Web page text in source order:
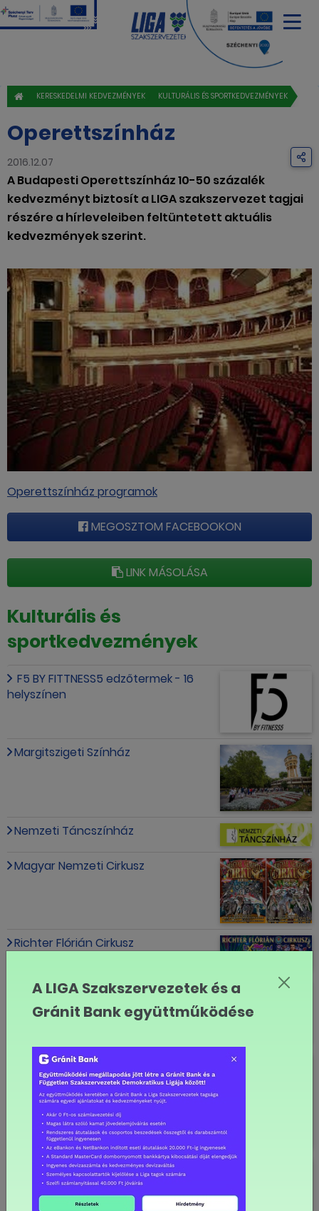
KERESKEDELMI KEDVEZMÉNYEK KULTURÁLIS ÉS SPORTKEDVEZMÉNYEK
Operettszínház
2016.12.07
A Budapesti Operettszínház 10-50 százalék
kedvezményt biztosít a LIGA szakszervezet tagjai
részére a hírleveleiben feltüntetett aktuális
kedvezmények szerint.
Operettszínház programok
MEGOSZTOM FACEBOOKON
LINK MÁSOLÁSA
Kulturális és
sportkedvezmények
F5 BY FITTNESS5 edzőtermek - 16
helyszínen
Margitszigeti Színház
Nemzeti Táncszínház
Magyar Nemzeti Cirkusz
Richter Flórián Cirkusz
Operettszínház
József Attila Színház
Váci Dunakanyar Színház
A LIGA Szakszervezetek és a
Gránit Bank együttműködése